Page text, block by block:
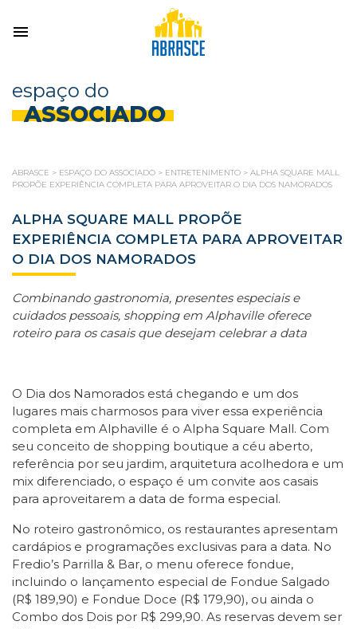
espaço do
ASSOCIADO
ABRASCE > ESPAÇO DO ASSOCIADO > ENTRETENIMENTO > ALPHA SQUARE MALL
PROPÕE EXPERIÊNCIA COMPLETA PARA APROVEITAR O DIA DOS NAMORADOS
ALPHA SQUARE MALL PROPÕE
EXPERIÊNCIA COMPLETA PARA APROVEITAR
O DIA DOS NAMORADOS
Combinando gastronomia, presentes especiais e
cuidados pessoais, shopping em Alphaville oferece
roteiro para os casais que desejam celebrar a data
O Dia dos Namorados está chegando e um dos
lugares mais charmosos para viver essa experiência
completa em Alphaville é o Alpha Square Mall. Com
seu conceito de shopping boutique a céu aberto,
referência por seu jardim, arquitetura acolhedora e um
mix diferenciado, o espaço é um convite aos casais
para aproveitarem a data de forma especial.
No roteiro gastronômico, os restaurantes apresentam
cardápios e programações exclusivas para a data. No
Fredio’s Parrilla & Bar, o menu oferece fondue,
incluindo o lançamento especial de Fondue Salgado
(R$ 189,90) e Fondue Doce (R$ 179,90), ou ainda o
Combo dos Dois por R$ 299,90. As reservas devem ser